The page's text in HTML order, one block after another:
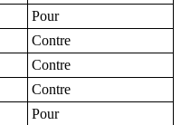
Pour
Contre
Contre
Contre
Pour